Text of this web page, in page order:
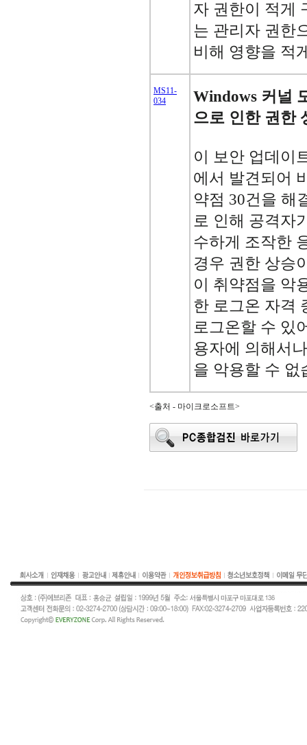
자 권한이 적게
는 관리자 권한
비해 영향을 적
MS11-
034
Windows 커널
으로 인한 권한
이 보안 업데이
에서 발견되어
약점 30건을 해
로 인해 공격자
수하게 조작한
경우 권한 상승
이 취약점을 악
한 로그온 자격
로그온할 수 있
용자에 의해서
을 악용할 수 없
<출처 - 마이크로소프트>